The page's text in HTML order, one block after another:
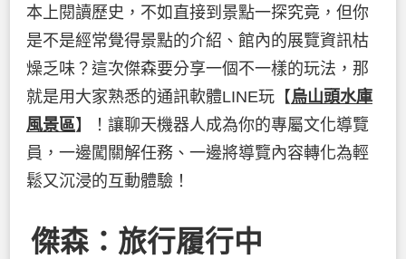
本上閱讀歷史，不如直接到景點一探究竟，但你
是不是經常覺得景點的介紹、館內的展覽資訊枯
燥乏味？這次傑森要分享一個不一樣的玩法，那
就是用大家熟悉的通訊軟體LINE玩【烏山頭水庫
風景區】！讓聊天機器人成為你的專屬文化導覽
員，一邊闖關解任務、一邊將導覽內容轉化為輕
鬆又沉浸的互動體驗！
傑森：旅行履行中